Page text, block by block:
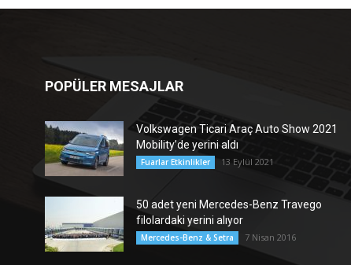
POPÜLER MESAJLAR
Volkswagen Ticari Araç Auto Show 2021
Mobility’de yerini aldı
Fuarlar Etkinlikler 13 Eylül 2021
50 adet yeni Mercedes-Benz Travego
filolardaki yerini alıyor
Mercedes-Benz & Setra 7 Nisan 2016